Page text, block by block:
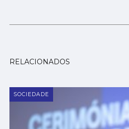
RELACIONADOS
SOCIEDADE